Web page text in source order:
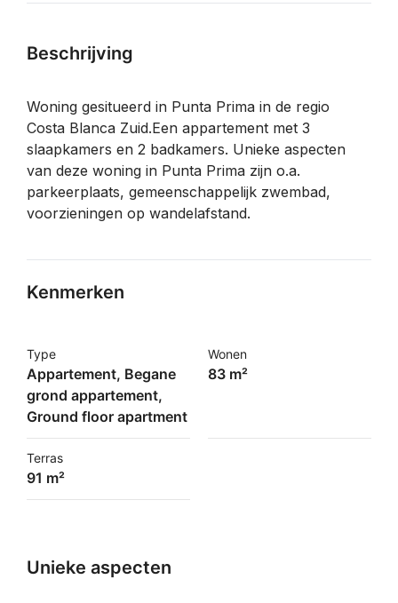
Beschrijving
Woning gesitueerd in Punta Prima in de regio
Costa Blanca Zuid.Een appartement met 3
slaapkamers en 2 badkamers. Unieke aspecten
van deze woning in Punta Prima zijn o.a.
parkeerplaats, gemeenschappelijk zwembad,
voorzieningen op wandelafstand.
Kenmerken
Type
Appartement, Begane
grond appartement,
Ground floor apartment
Wonen
83 m²
Terras
91 m²
Unieke aspecten